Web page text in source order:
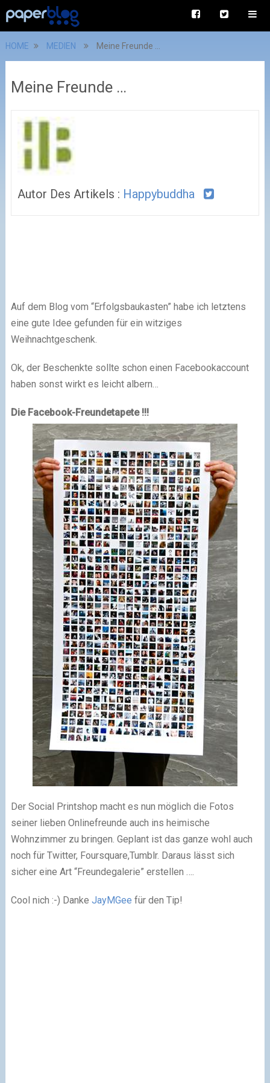
HOME MEDIEN Meine Freunde …
Meine Freunde …
Autor Des Artikels : Happybuddha
Auf dem Blog vom “Erfolgsbaukasten” habe ich letztens
eine gute Idee gefunden für ein witziges
Weihnachtgeschenk.
Ok, der Beschenkte sollte schon einen Facebookaccount
haben sonst wirkt es leicht albern…
Die Facebook-Freundetapete !!!
Der Social Printshop macht es nun möglich die Fotos
seiner lieben Onlinefreunde auch ins heimische
Wohnzimmer zu bringen. Geplant ist das ganze wohl auch
noch für Twitter, Foursquare,Tumblr. Daraus lässt sich
sicher eine Art “Freundegalerie” erstellen ….
Cool nich :-) Danke JayMGee für den Tip!